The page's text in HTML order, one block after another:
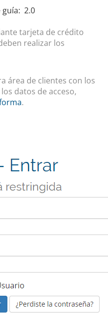
2.0
tarjeta de crédito
realizar los
área de clientes con los
datos de acceso,
.